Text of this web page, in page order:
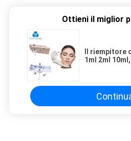
Ottieni il miglior
Il riempitore
1ml 2ml